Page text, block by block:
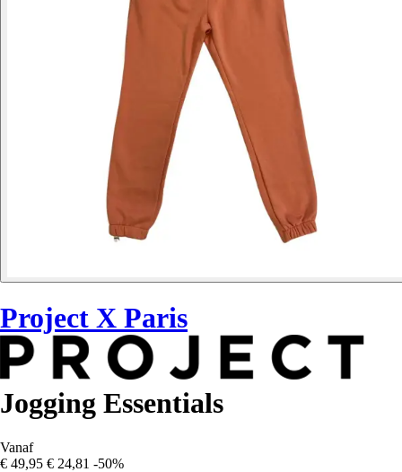
Project X Paris
Jogging Essentials
Vanaf
€ 49,95 € 24,81 -50%